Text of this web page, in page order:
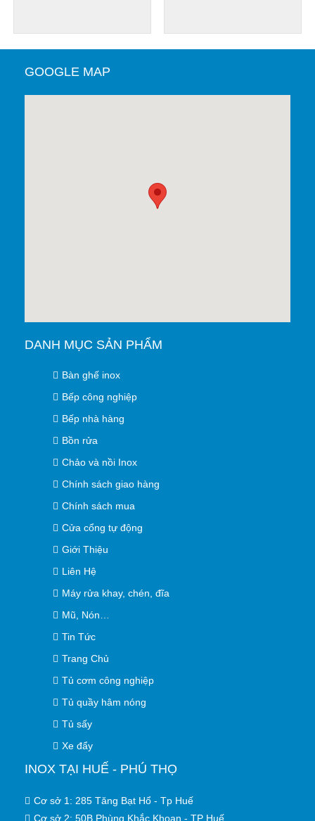
GOOGLE MAP
DANH MỤC SẢN PHẨM
Bàn ghế inox
Bếp công nghiệp
Bếp nhà hàng
Bồn rửa
Chảo và nồi Inox
Chính sách giao hàng
Chính sách mua
Cửa cổng tự động
Giới Thiệu
Liên Hệ
Máy rửa khay, chén, đĩa
Mũ, Nón…
Tin Tức
Trang Chủ
Tủ cơm công nghiệp
Tủ quầy hâm nóng
Tủ sấy
Xe đẩy
INOX TẠI HUẾ - PHÚ THỌ
Cơ sở 1: 285 Tăng Bạt Hổ - Tp Huế
Cơ sở 2: 50B Phùng Khắc Khoan - TP Huế